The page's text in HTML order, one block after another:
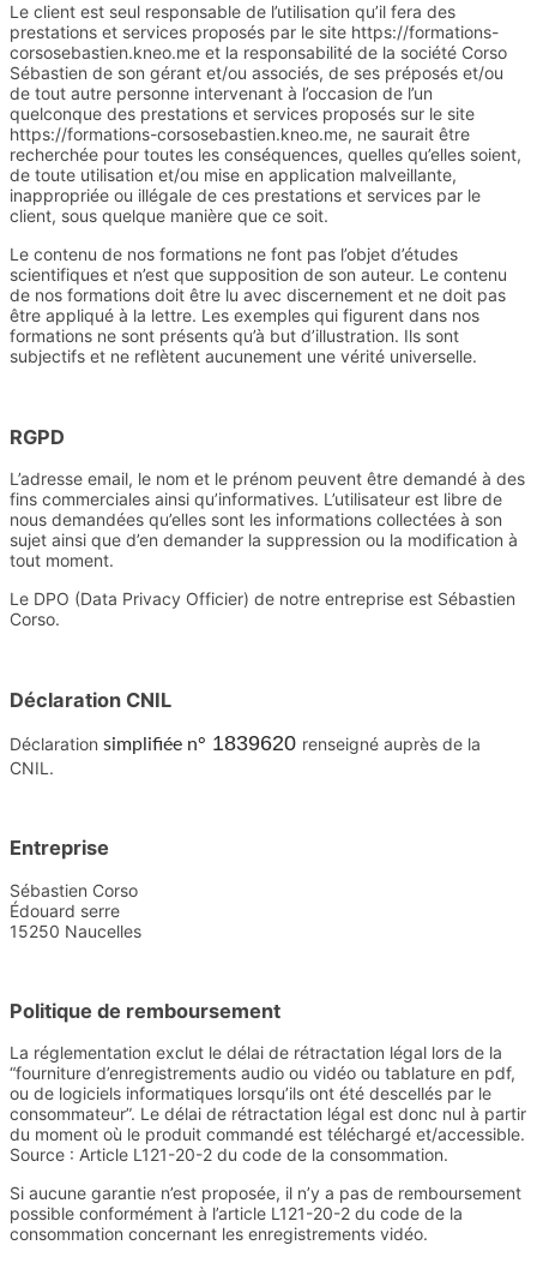
Le client est seul responsable de l’utilisation qu’il fera des
prestations et services proposés par le site https://formations-
corsosebastien.kneo.me et la responsabilité de la société Corso
Sébastien de son gérant et/ou associés, de ses préposés et/ou
de tout autre personne intervenant à l’occasion de l’un
quelconque des prestations et services proposés sur le site
https://formations-corsosebastien.kneo.me, ne saurait être
recherchée pour toutes les conséquences, quelles qu’elles soient,
de toute utilisation et/ou mise en application malveillante,
inappropriée ou illégale de ces prestations et services par le
client, sous quelque manière que ce soit.
Le contenu de nos formations ne font pas l’objet d’études
scientifiques et n’est que supposition de son auteur. Le contenu
de nos formations doit être lu avec discernement et ne doit pas
être appliqué à la lettre. Les exemples qui figurent dans nos
formations ne sont présents qu’à but d’illustration. Ils sont
subjectifs et ne reflètent aucunement une vérité universelle.
RGPD
L’adresse email, le nom et le prénom peuvent être demandé à des
fins commerciales ainsi qu’informatives. L’utilisateur est libre de
nous demandées qu’elles sont les informations collectées à son
sujet ainsi que d’en demander la suppression ou la modification à
tout moment.
Le DPO (Data Privacy Officier) de notre entreprise est Sébastien
Corso.
Déclaration CNIL
Déclaration simplifiée n° 1839620 renseigné auprès de la
CNIL.
Entreprise
Sébastien Corso
Édouard serre
15250 Naucelles
Politique de remboursement
La réglementation exclut le délai de rétractation légal lors de la
“fourniture d’enregistrements audio ou vidéo ou tablature en pdf,
ou de logiciels informatiques lorsqu’ils ont été descellés par le
consommateur”. Le délai de rétractation légal est donc nul à partir
du moment où le produit commandé est téléchargé et/accessible.
Source : Article L121-20-2 du code de la consommation.
Si aucune garantie n’est proposée, il n’y a pas de remboursement
possible conformément à l’article L121-20-2 du code de la
consommation concernant les enregistrements vidéo.